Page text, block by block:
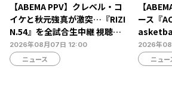
【ABEMA PPV】クレベル・コ
イケと秋元強真が激突…『RIZI
N.54』を全試合生中継 視聴チ
ケット販売中
2026年08月07日 12:00
ニュース
【
ース『
定…北村
怜央ら
2026年
ニュー